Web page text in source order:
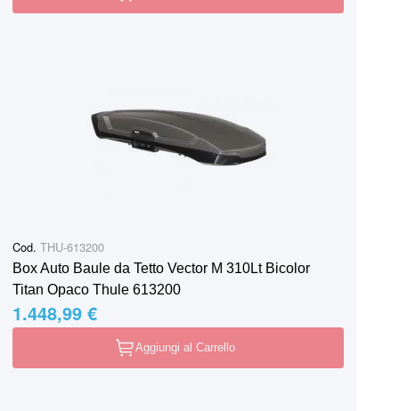
Cod. THU-613200
Box Auto Baule da Tetto Vector M 310Lt Bicolor
Titan Opaco Thule 613200
1.448,99 €
Aggiungi al Carrello